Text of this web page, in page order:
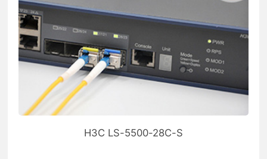
H3C LS-5500-28C-S